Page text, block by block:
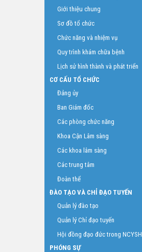
Giới thiệu chung
Sơ đồ tổ chức
Chức năng và nhiệm vụ
Quy trình khám chữa bệnh
Lịch sử hình thành và phát triển
CƠ CẤU TỔ CHỨC
Đảng ủy
Ban Giám đốc
Các phòng chức năng
Khoa Cận Lâm sàng
Các khoa lâm sàng
Các trung tâm
Đoàn thể
ĐÀO TẠO VÀ CHỈ ĐẠO TUYẾN
Quản lý đào tạo
Quản lý Chỉ đạo tuyến
Hội đồng đạo đức trong NCYSH
PHÓNG SỰ